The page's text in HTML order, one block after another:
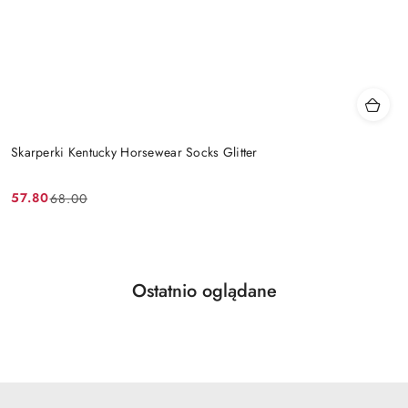
Skarperki Kentucky Horsewear Socks Glitter
Cena
57.80
Cena 68.00
Pomiń karuzelę produktów
Produkty
Ostatnio oglądane